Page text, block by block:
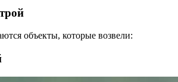
объекты, которые возвели: